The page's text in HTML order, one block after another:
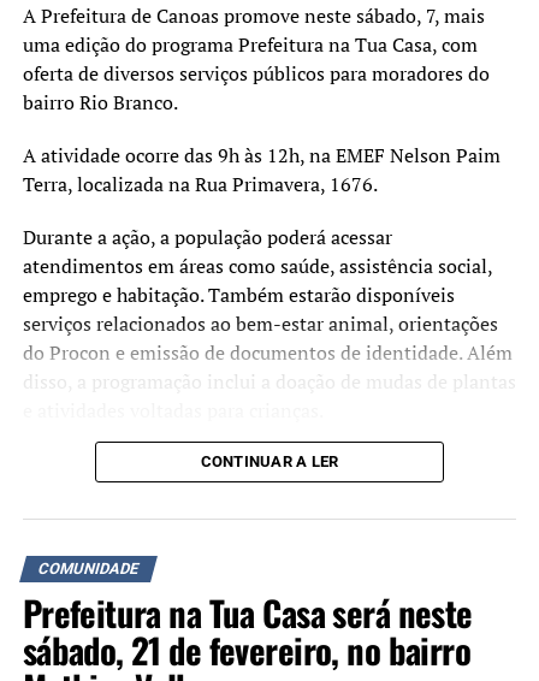
O rival do Cine Porcello, que ficava do outro lado da
linha férrea, era o Cine Central, fundado por Arthur
Pereira de Vargas. A disputa entre Porcello e Vargas era
acirrada: eles não se falaram desde que os cinemas
A Prefeitura de Canoas promove neste sábado, 7, mais
uma edição do programa Prefeitura na Tua Casa, com
oferta de diversos serviços públicos para moradores do
bairro Rio Branco.
A atividade ocorre das 9h às 12h, na EMEF Nelson Paim
Terra, localizada na Rua Primavera, 1676.
Durante a ação, a população poderá acessar
atendimentos em áreas como saúde, assistência social,
emprego e habitação. Também estarão disponíveis
serviços relacionados ao bem-estar animal, orientações
do Procon e emissão de documentos de identidade. Além
disso, a programação inclui a doação de mudas de plantas
A iniciativa busca aproximar os serviços da
administração municipal da comunidade e facilitar o
acesso da população a atendimentos públicos. De acordo
com a prefeitura, o evento será cancelado em caso de
chuva.
CONTINUAR A LER
COMUNIDADE
Prefeitura na Tua Casa será neste
sábado, 21 de fevereiro, no bairro